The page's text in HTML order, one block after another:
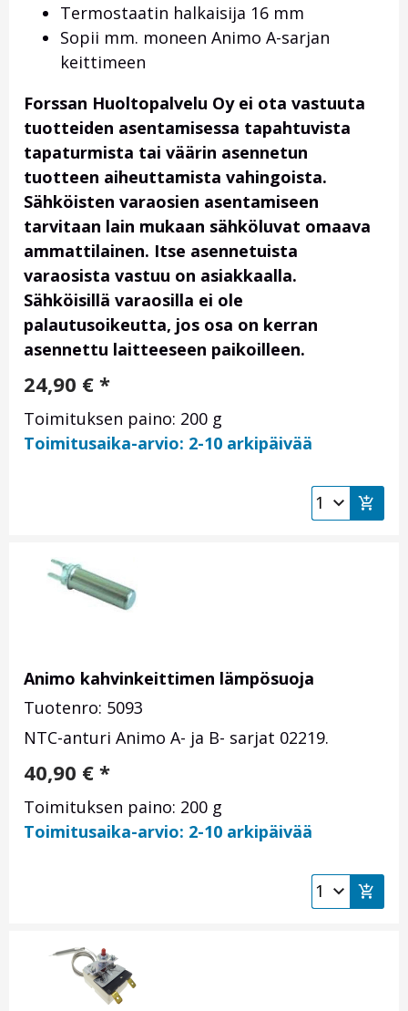
Termostaatin halkaisija 16 mm
Sopii mm. moneen Animo A-sarjan
keittimeen
Forssan Huoltopalvelu Oy ei ota vastuuta
tuotteiden asentamisessa tapahtuvista
tapaturmista tai väärin asennetun
tuotteen aiheuttamista vahingoista.
Sähköisten varaosien asentamiseen
tarvitaan lain mukaan sähköluvat omaava
ammattilainen. Itse asennetuista
varaosista vastuu on asiakkaalla.
Sähköisillä varaosilla ei ole
palautusoikeutta, jos osa on kerran
asennettu laitteeseen paikoilleen.
24,90 € *
Toimituksen paino: 200 g
Toimitusaika-arvio: 2-10 arkipäivää
Animo kahvinkeittimen lämpösuoja
Tuotenro: 5093
NTC-anturi Animo A- ja B- sarjat 02219.
40,90 € *
Toimituksen paino: 200 g
Toimitusaika-arvio: 2-10 arkipäivää